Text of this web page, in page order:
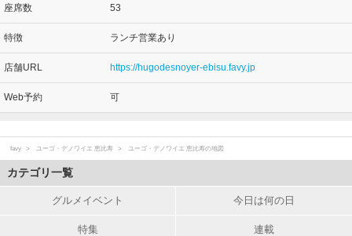
座席数 53
特徴 ランチ営業あり
店舗URL https://hugodesnoyer-ebisu.favy.jp
Web予約 可
favy ユーゴ・デノワイエ 恵比寿 ユーゴ・デノワイエ 恵比寿の地図
カテゴリ一覧
グルメイベント 今日は何の日
特集 連載